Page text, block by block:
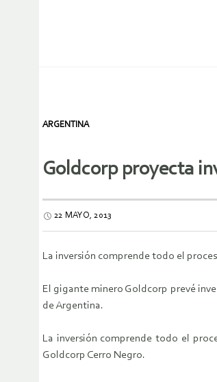
ARGENTINA
Goldcorp proyecta
22 MAYO, 2013
La inversión comprende todo el
El gigante minero Goldcorp prevé
de Argentina.
La inversión comprende todo el
Goldcorp Cerro Negro.